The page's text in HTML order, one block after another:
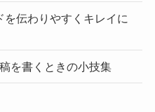
を伝わりやすくキレイに
を書くときの小技集